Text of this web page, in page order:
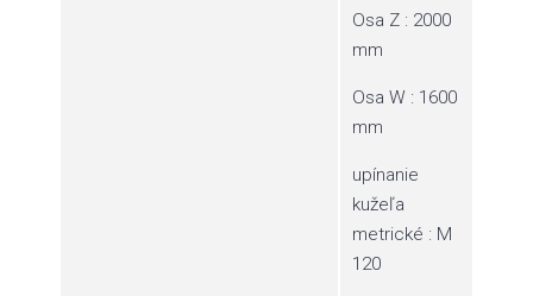
Osa Z : 2000
mm
Osa W : 1600
mm
upínanie
kužeľa
metrické : M
120